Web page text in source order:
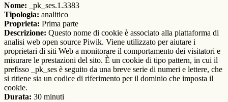
Nome: _pk_ses.1.3383
Tipologia: analitico
Proprieta: Prima parte
Descrizione: Questo nome di cookie è associato alla piattaforma di
analisi web open source Piwik. Viene utilizzato per aiutare i
proprietari di siti Web a monitorare il comportamento dei visitatori e
misurare le prestazioni del sito. È un cookie di tipo pattern, in cui il
prefisso _pk_ses è seguito da una breve serie di numeri e lettere, che
si ritiene sia un codice di riferimento per il dominio che imposta il
cookie.
Durata: 30 minuti